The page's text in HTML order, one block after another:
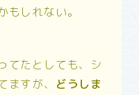
しれない。
てたとしても、シ
すが、 どうしま